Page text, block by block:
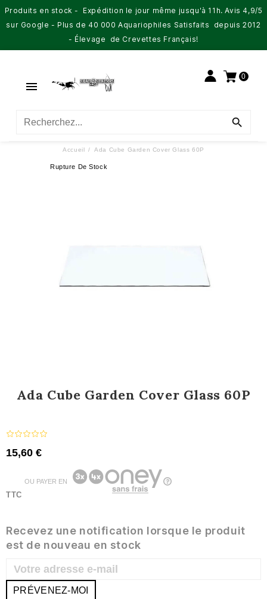
Produits en stock - Expédition le jour même jusqu'à 11h. Avis 4,9/5
sur Google - Plus de 40 000 Aquariophiles Satisfaits depuis 2012
- Élevage de Crevettes Français!

0

Accueil Ada Cube Garden Cover Glass 60P
Rupture De Stock
Ada Cube Garden Cover Glass 60P
15,60 €
TTC
OU PAYER EN
Recevez une notification lorsque le produit
est de nouveau en stock
PRÉVENEZ-MOI